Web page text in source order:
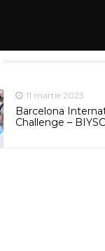
11 martie 2023
Barcelona
Challenge –